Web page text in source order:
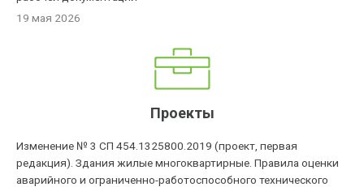
19 мая 2026
Проекты
Изменение № 3 СП 454.1325800.2019 (проект, первая
редакция). Здания жилые многоквартирные. Правила оценки
аварийного и ограниченно-работоспособного технического